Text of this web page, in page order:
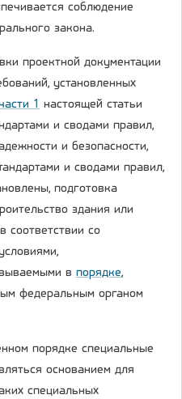
соблюдение
закона.
проектной документации
установленных
1 настоящей статьи
и сводами правил,
и безопасности,
и сводами правил,
подготовка
здания или
соответствии со
в порядке,
федеральным органом
порядке специальные
основанием для
специальных